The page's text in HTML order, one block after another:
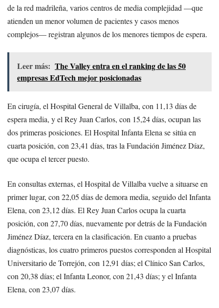
de la red madrileña, varios centros de media complejidad —que
atienden un menor volumen de pacientes y casos menos
complejos— registran algunos de los menores tiempos de espera.
Leer más: The Valley entra en el ranking de las 50
empresas EdTech mejor posicionadas
En cirugía, el Hospital General de Villalba, con 11,13 días de
espera media, y el Rey Juan Carlos, con 15,24 días, ocupan las
dos primeras posiciones. El Hospital Infanta Elena se sitúa en
cuarta posición, con 23,41 días, tras la Fundación Jiménez Díaz,
que ocupa el tercer puesto.
En consultas externas, el Hospital de Villalba vuelve a situarse en
primer lugar, con 22,05 días de demora media, seguido del Infanta
Elena, con 23,12 días. El Rey Juan Carlos ocupa la cuarta
posición, con 27,70 días, nuevamente por detrás de la Fundación
Jiménez Díaz, tercera en la clasificación. En cuanto a pruebas
diagnósticas, los cuatro primeros puestos corresponden al Hospital
Universitario de Torrejón, con 12,91 días; el Clínico San Carlos,
con 20,38 días; el Infanta Leonor, con 21,43 días; y el Infanta
Elena, con 23,07 días.